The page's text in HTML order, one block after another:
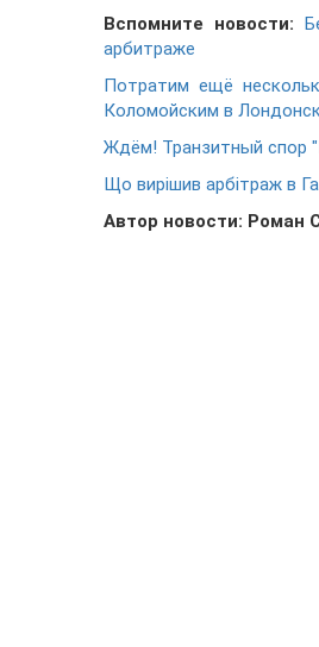
Вспомните новости:
арбитраже
Потратим ещё
Коломойским в
Ждём! Транзитный спор
Що вирішив арбітраж в
Автор новости: Роман